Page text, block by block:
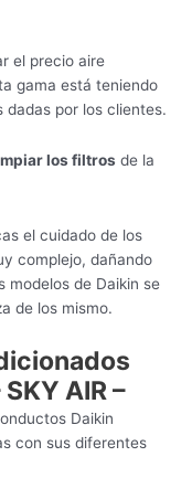
el precio aire
gama está teniendo
dadas por los clientes.
los filtros de la
el cuidado de los
complejo, dañando
modelos de Daikin se
de los mismo.
AIR –
Daikin
con sus diferentes